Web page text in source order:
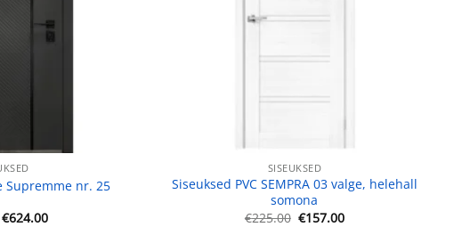
Supremme nr. 25
Algne
€624.00Praegune
SISEUKSED
Siseuksed PVC SEMPRA 03 valge, helehall
somona
€225.00 Algne
€157.00Praegune